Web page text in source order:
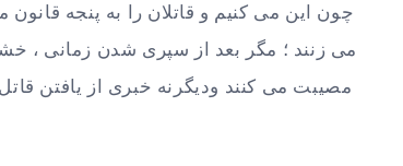
چون این می کنیم و قاتلان را به پنجه
می زنند ؛ مگر بعد از سپری شدن زمانی ،
مصیبت می کنند ودیگرنه خبری از یافتن